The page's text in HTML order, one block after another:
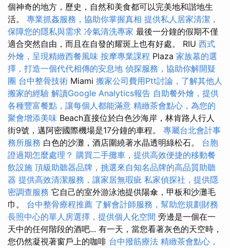
個神奇的地方，歷史，自然和美食都可以完美地和諧地生
活。 專業抓姦服務，協助你掌握真相 提供私人居家清潔，
保障您的隱私與需求 冷氣清洗專家 最後一分鐘的假期不僅
適合突然自由，而且在自發的耀斑上也有好處。 RIU 西式
外燴，呈現精緻西餐風味 按摩專業課程 Plaza 家族墓的選
擇，打造一個代代相傳的安息地 偵探服務，協助你解開疑
團 台中整骨技術 Miami 搬家公司費用Ptt討論，了解其他人
搬家的經驗 解讀Google Analytics報告 自助餐外燴，提供
各種豐富餐點，讓每個人都能滿意 精緻茶會點心，為您的
聚會增添美味 Beach直接位於白色沙海岸，林肯路人行人
街9號，邁阿密國際機場是17分鐘的車程。 專屬台北會計事
務所服務 白色的沙灘，酒店圍繞著水晶透明綠松石。 台胞
證過期怎麼處理？ 購買二手攤車，提供高效便捷的移動餐
飲設施 頂級助聽器品牌，挑選來自知名品牌的高品質助聽
器 提供高效清潔服務，讓家居無瑕疵 私家偵探社，提供隱
密調查服務 它自己的室外游泳池提供陽傘，甲板和沙灘毛
巾。 台中整骨療程推薦 了解會計師服務，幫助您規劃財務
長照中心的單人房選擇，提供個人化空間 旁邊是一個在一
天中的任何階段的酒吧... 有一天，當您看著灰色的天空時，
您仍然凝視著窗戶上的咖啡 台中撥筋療法 精緻茶會點心，